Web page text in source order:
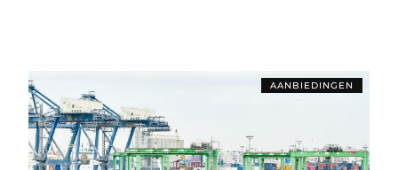
AANBIEDINGEN